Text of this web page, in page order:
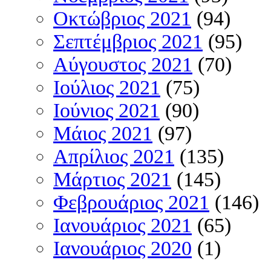
Οκτώβριος 2021 (94)
Σεπτέμβριος 2021 (95)
Αύγουστος 2021 (70)
Ιούλιος 2021 (75)
Ιούνιος 2021 (90)
Μάιος 2021 (97)
Απρίλιος 2021 (135)
Μάρτιος 2021 (145)
Φεβρουάριος 2021 (146)
Ιανουάριος 2021 (65)
Ιανουάριος 2020 (1)